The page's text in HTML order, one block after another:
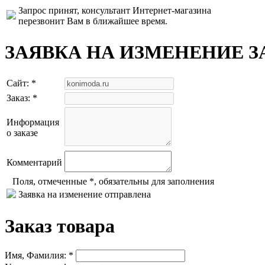
Запрос принят, консультант Интернет-магазина
перезвонит Вам в ближайшее время.
ЗАЯВКА НА ИЗМЕНЕНИЕ
Сайт: *
Заказ: *
Информация
о заказе
Комментарий
Поля, отмеченные *, обязательны для заполнения
Заявка на изменение отправлена
Заказ товара
Имя, Фамилия: *